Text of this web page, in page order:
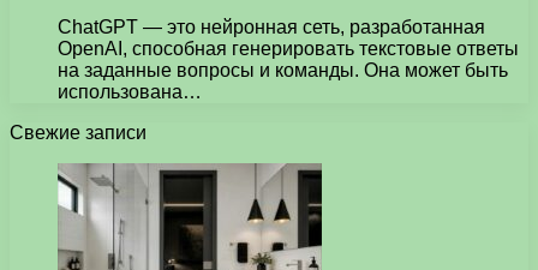
ChatGPT — это нейронная сеть, разработанная
OpenAI, способная генерировать текстовые ответы
на заданные вопросы и команды. Она может быть
использована…
Свежие записи